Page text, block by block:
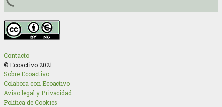
Contacto
© Ecoactivo 2021
Sobre Ecoactivo
Colabora con Ecoactivo
Aviso legal y Privacidad
Política de Cookies